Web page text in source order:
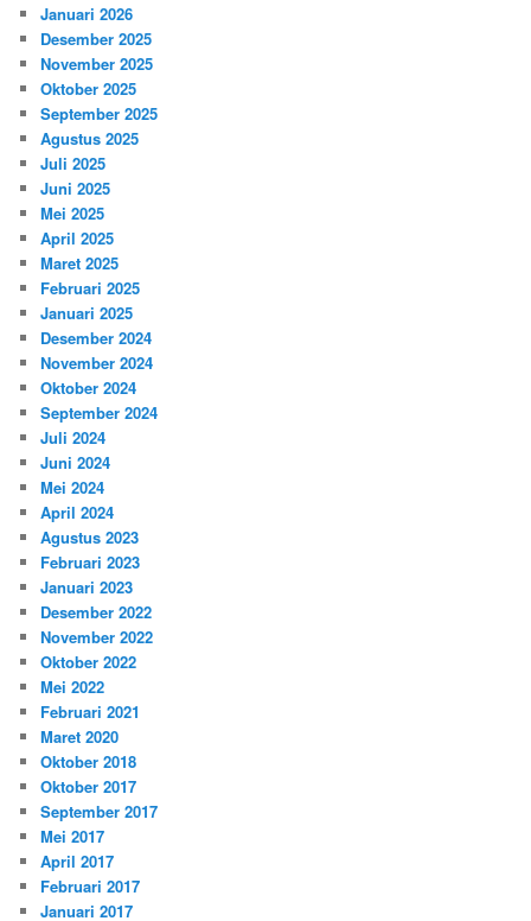
Januari 2026
Desember 2025
November 2025
Oktober 2025
September 2025
Agustus 2025
Juli 2025
Juni 2025
Mei 2025
April 2025
Maret 2025
Februari 2025
Januari 2025
Desember 2024
November 2024
Oktober 2024
September 2024
Juli 2024
Juni 2024
Mei 2024
April 2024
Agustus 2023
Februari 2023
Januari 2023
Desember 2022
November 2022
Oktober 2022
Mei 2022
Februari 2021
Maret 2020
Oktober 2018
Oktober 2017
September 2017
Mei 2017
April 2017
Februari 2017
Januari 2017